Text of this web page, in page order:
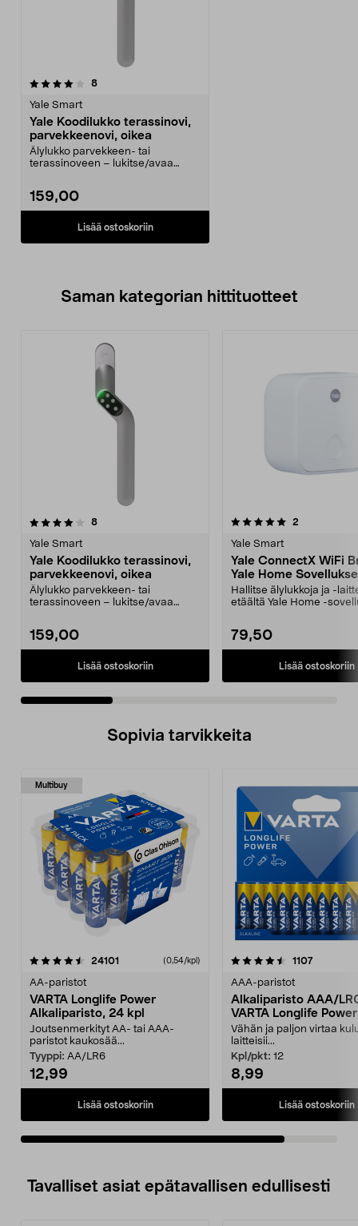
8arvostelut
Yale Smart
Yale Koodilukko terassinovi,
parvekkeenovi, oikea
Älylukko parvekkeen- tai
terassinoveen – lukitse/avaa
159,00
Lisää ostoskoriin
Saman kategorian hittituotteet
8arvostelut
Yale Smart
Yale Koodilukko terassinovi,
parvekkeenovi, oikea
Älylukko parvekkeen- tai
terassinoveen – lukitse/avaa
159,00
Lisää ostoskoriin
5.0 viidestä
2
Yale Smart
Yale ConnectX WiFi
Yale Home
Hallitse älylukkoja ja -
etäältä Yale Home -
79,50
Lisää ostoskoriin
4.5 viidestä
Sopivia tarvikkeita
Multibuy
24101 arvostelut(0,54/kpl)
AA-paristot
VARTA Longlife Power
Alkaliparisto, 24 kpl
Joutsenmerkityt AA- tai AAA-
paristot kaukosää...
Tyyppi: AA/LR6
12,99
Lisää ostoskoriin
4.5viidestä
1107arvostelut
AAA-paristot
Alkaliparisto AAA/
VARTA Longlife Power
Vähän ja paljon virtaa
laitteisii...
Kpl/pkt: 12
8,99
Lisää ostoskoriin
Tavalliset asiat epätavallisen edullisesti